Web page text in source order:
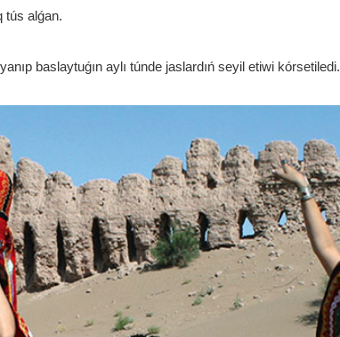
tús alǵan.
baslaytuǵın aylı túnde jaslardıń seyil etiwi kórsetiledi.